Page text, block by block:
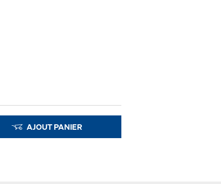
AJOUT PANIER